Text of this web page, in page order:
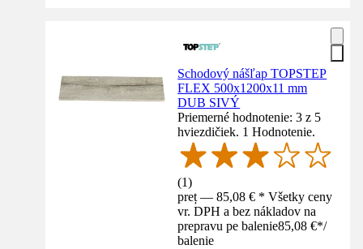
Schodový nášľap TOPSTEP
FLEX 500x1200x11 mm
DUB SIVÝ
Priemerné hodnotenie: 3 z 5
hviezdičiek. 1 Hodnotenie.
(1)
preț — 85,08 € * Všetky ceny
vr. DPH a bez nákladov na
prepravu pe balenie85,08 €*/
balenie